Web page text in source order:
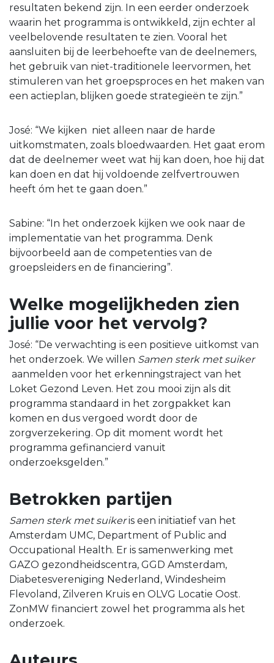
resultaten bekend zijn. In een eerder onderzoek
waarin het programma is ontwikkeld, zijn echter al
veelbelovende resultaten te zien. Vooral het
aansluiten bij de leerbehoefte van de deelnemers,
het gebruik van niet-traditionele leervormen, het
stimuleren van het groepsproces en het maken van
een actieplan, blijken goede strategieën te zijn.”
José: “We kijken niet alleen naar de harde
uitkomstmaten, zoals bloedwaarden. Het gaat erom
dat de deelnemer weet wat hij kan doen, hoe hij dat
kan doen en dat hij voldoende zelfvertrouwen
heeft óm het te gaan doen.”
Sabine: “In het onderzoek kijken we ook naar de
implementatie van het programma. Denk
bijvoorbeeld aan de competenties van de
groepsleiders en de financiering”.
Welke mogelijkheden zien
jullie voor het vervolg?
José: “De verwachting is een positieve uitkomst van
het onderzoek. We willen Samen sterk met suiker
aanmelden voor het erkenningstraject van het
Loket Gezond Leven. Het zou mooi zijn als dit
programma standaard in het zorgpakket kan
komen en dus vergoed wordt door de
zorgverzekering. Op dit moment wordt het
programma gefinancierd vanuit
onderzoeksgelden.”
Betrokken partijen
Samen sterk met suikeris een initiatief van het
Amsterdam UMC, Department of Public and
Occupational Health. Er is samenwerking met
GAZO gezondheidscentra, GGD Amsterdam,
Diabetesvereniging Nederland, Windesheim
Flevoland, Zilveren Kruis en OLVG Locatie Oost.
ZonMW financiert zowel het programma als het
onderzoek.